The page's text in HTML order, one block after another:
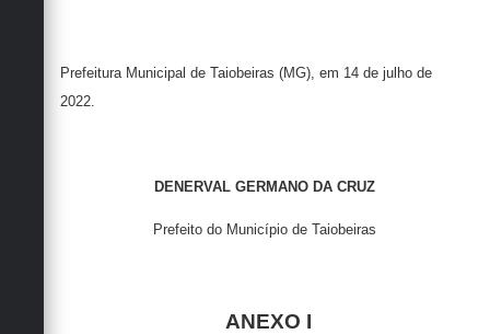
Prefeitura Municipal de Taiobeiras (MG), em 14 de julho de
2022.
DENERVAL GERMANO DA CRUZ
Prefeito do Município de Taiobeiras
ANEXO I